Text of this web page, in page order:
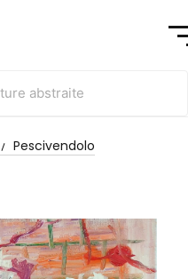
Pescivendolo